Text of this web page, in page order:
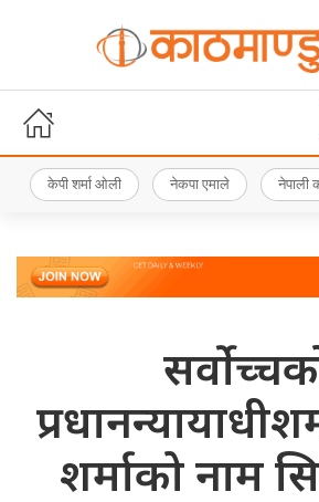
केपी शर्मा ओली नेकपा एमाले नेपाली
शर्माको नाम